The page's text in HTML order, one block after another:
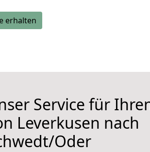
erhalten
Service für
Leverkusen nach
Oder